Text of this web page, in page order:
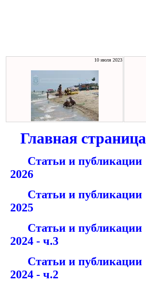
10 июля 2023
Главная страница
Статьи и публикации
2026
Статьи и публикации
2025
Статьи и публикации
2024 - ч.3
Статьи и публикации
2024 - ч.2